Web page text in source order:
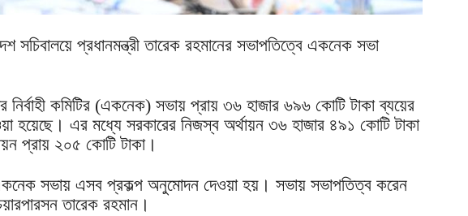
সচিবালয়ে প্রধানমন্ত্রী তারেক রহমানের সভাপতিত্বে একনেক সভা
নির্বাহী কমিটির (একনেক) সভায় প্রায় ৩৬ হাজার ৬৯৬ কোটি টাকা ব্যয়ের
হয়েছে। এর মধ্যে সরকারের নিজস্ব অর্থায়ন ৩৬ হাজার ৪৯১ কোটি টাকা
প্রায় ২০৫ কোটি টাকা।
সভায় এসব প্রকল্প অনুমোদন দেওয়া হয়। সভায় সভাপতিত্ব করেন
তারেক রহমান।